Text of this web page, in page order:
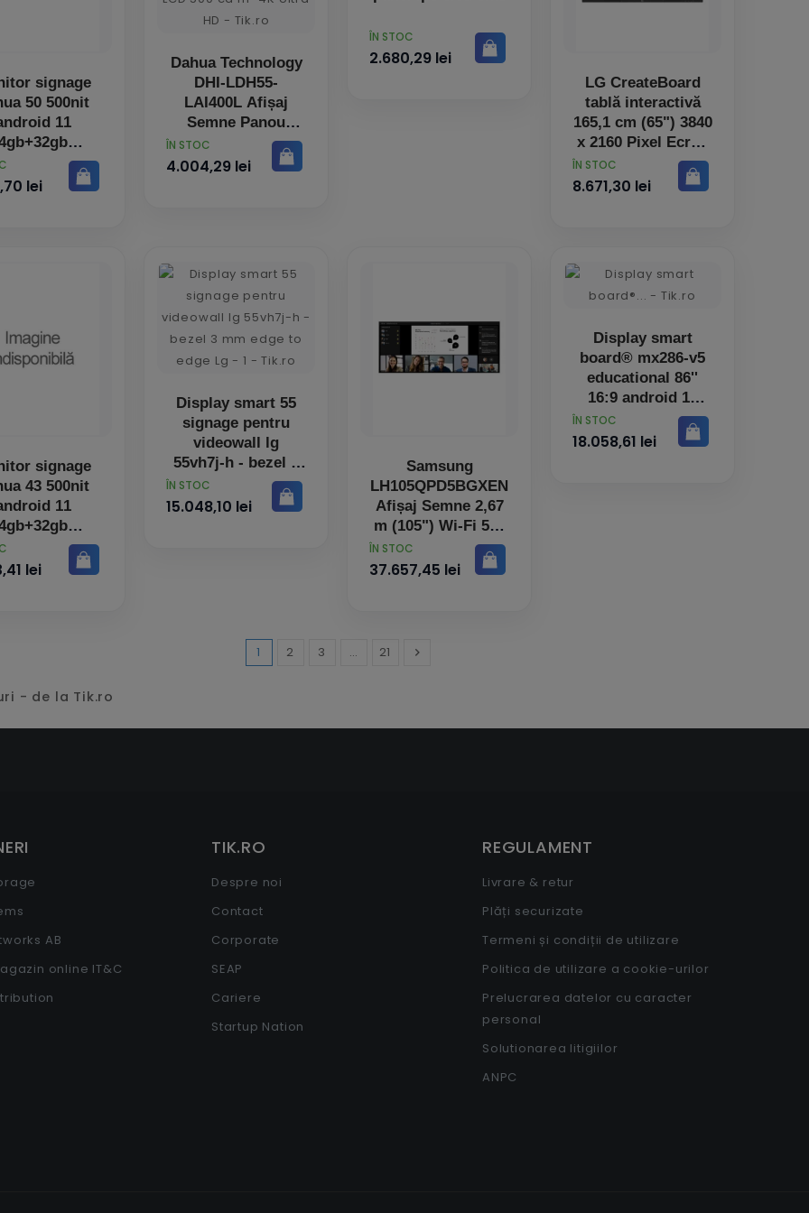
signage
50 500nit
11
lei
Dahua Technology
DHI-LDH55-
LAI400L Afișaj
Semne Panou
informare digital
de perete 139,7 cm
PRET
ÎN STOC
4.004,29 lei
PRET
ÎN STOC
2.680,29 lei
LG CreateBoard
tablă interactivă
165,1 cm (65") 3840
x 2160 Pixel Ecran
tactil Negru USB /
RF Wireless
PRET
ÎN STOC
8.671,30 lei
signage
43 500nit
11
lei
Display smart 55
signage pentru
videowall lg
55vh7j-h - bezel 3
mm edge to edge
PRET
ÎN STOC
15.048,10 lei
Samsung
LH105QPD5BGXEN
Afișaj Semne 2,67
m (105") Wi-Fi 500
cd/m² 5K Ultra HD
Negru Tizen 7.0
PRET
ÎN STOC
37.657,45 lei
Display smart
board® mx286-v5
educational 86''
16:9 android 13
PRET
ÎN STOC
18.058,61 lei
1 2 3 … 21 Inainte

- de la Tik.ro
AB
online IT&C
TIK.RO
Despre noi
Contact
Corporate
SEAP
Cariere
Startup Nation
REGULAMENT
Livrare & retur
Plăți securizate
Termeni și condiții de utilizare
Politica de utilizare a cookie-urilor
Prelucrarea datelor cu caracter
personal
Solutionarea litigiilor
ANPC